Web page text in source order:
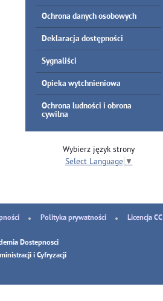
Ochrona danych osobowych
Deklaracja dostępności
Sygnaliści
Opieka wytchnieniowa
Ochrona ludności i obrona
cywilna
Wybierz język strony
Select Language ▼
Polityka prywatności Licencja CC
Dostepnosci
i Cyfryzacji